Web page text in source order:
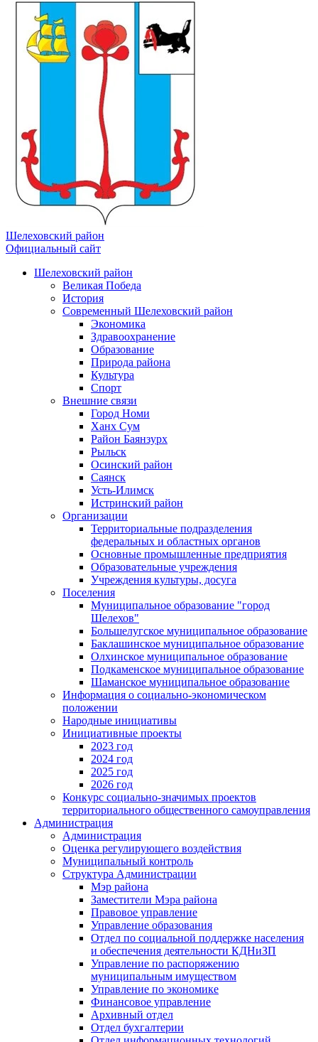
Шелеховский район
Официальный сайт
Шелеховский район
Великая Победа
История
Современный Шелеховский район
Экономика
Здравоохранение
Образование
Природа района
Культура
Спорт
Внешние связи
Город Номи
Ханх Сум
Район Баянзурх
Рыльск
Осинский район
Саянск
Усть-Илимск
Истринский район
Организации
Территориальные подразделения
федеральных и областных органов
Основные промышленные предприятия
Образовательные учреждения
Учреждения культуры, досуга
Поселения
Муниципальное образование "город
Шелехов"
Большелугское муниципальное образование
Баклашинское муниципальное образование
Олхинское муниципальное образование
Подкаменское муниципальное образование
Шаманское муниципальное образование
Информация о социально-экономическом
положении
Народные инициативы
Инициативные проекты
2023 год
2024 год
2025 год
2026 год
Конкурс социально-значимых проектов
территориального общественного самоуправления
Администрация
Администрация
Оценка регулирующего воздействия
Муниципальный контроль
Структура Администрации
Мэр района
Заместители Мэра района
Правовое управление
Управление образования
Отдел по социальной поддержке населения
и обеспечения деятельности КДНиЗП
Управление по распоряжению
муниципальным имуществом
Управление по экономике
Финансовое управление
Архивный отдел
Отдел бухгалтерии